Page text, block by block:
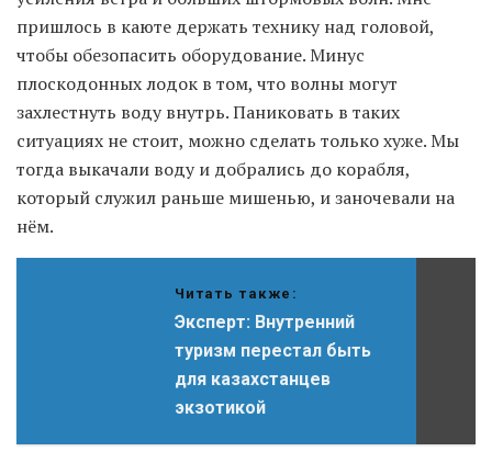
пришлось в каюте держать технику над головой,
чтобы обезопасить оборудование. Минус
плоскодонных лодок в том, что волны могут
захлестнуть воду внутрь. Паниковать в таких
ситуациях не стоит, можно сделать только хуже. Мы
тогда выкачали воду и добрались до корабля,
который служил раньше мишенью, и заночевали на
нём.
Читать также:
Эксперт: Внутренний
туризм перестал быть
для казахстанцев
экзотикой